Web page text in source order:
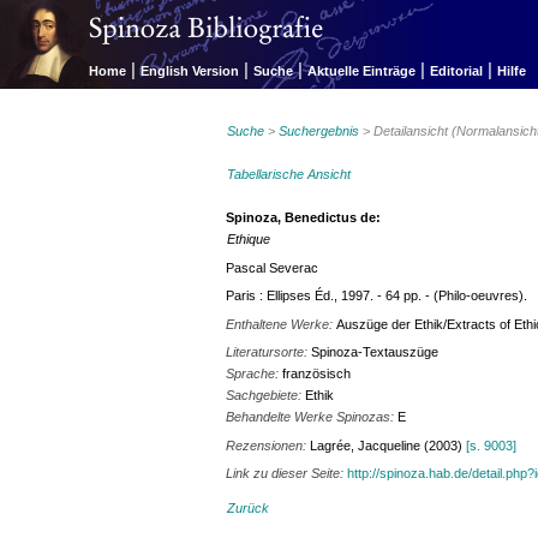
Home | English Version | Suche | Aktuelle Einträge | Editorial | Hilfe
Suche >Suchergebnis > Detailansicht
Tabellarische Ansicht
Spinoza, Benedictus de:
Ethique
Pascal Severac
Paris : Ellipses Éd., 1997. - 64 pp. - (Philo-oeuvres).
Enthaltene Werke:Auszüge der Ethik/Extracts of
Literatursorte:Spinoza-Textauszüge
Sprache:französisch
Sachgebiete:Ethik
Behandelte Werke Spinozas:E
Rezensionen:Lagrée, Jacqueline (2003)[s. 9003]
Link zu dieser Seite:http://spinoza.hab.de/
Zurück